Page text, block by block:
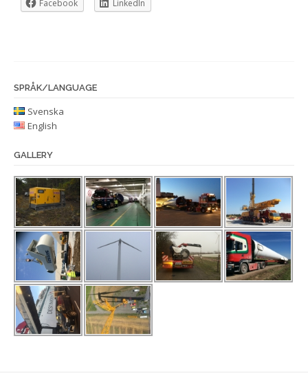
Facebook LinkedIn
SPRÅK/LANGUAGE
Svenska
English
GALLERY